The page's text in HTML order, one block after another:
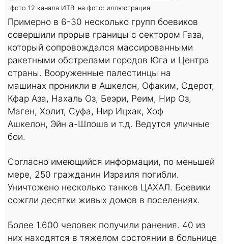
фото 12 канала ИТВ. на фото: иллюстрация
Примерно в 6-30 несколько групп боевиков
совершили прорыв границы с сектором Газа,
который сопровождался массированными
ракетными обстрелами городов Юга и Центра
страны. Вооруженные палестинцы на
машинах проникли в Ашкелон, Офаким, Сдерот,
Кфар Аза, Нахаль Оз, Беэри, Реим, Нир Оз,
Маген, Холит, Суфа, Нир Ицхак, Хоф
Ашкелон, Эйн а-Шлоша и т.д. Ведутся уличные
бои.
Согласно имеющийся информации, по меньшей
мере, 250 гражданин Израиля погибли.
Уничтожено несколько танков ЦАХАЛ. Боевики
сожгли десятки живых домов в поселениях.
Более 1.600 человек получили ранения. 40 из
них находятся в тяжелом состоянии в больнице